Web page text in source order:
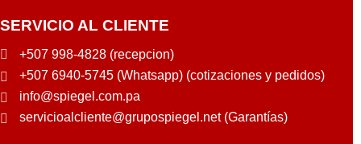
A
S
N
U
E
SERVICIO AL CLIENTE
+507 998-4828 (recepcion)
+507 6940-5745 (Whatsapp) (cotizaciones y pedidos)
info@spiegel.com.pa
servicioalcliente@grupospiegel.net (Garantías)